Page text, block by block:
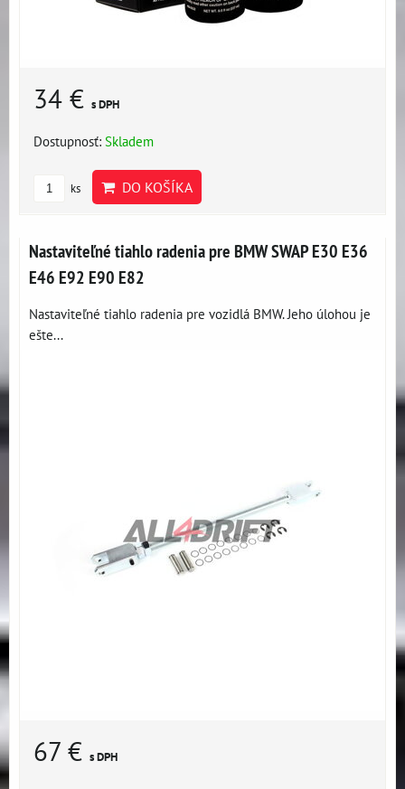
34 € s DPH
Dostupnosť: Skladem
ks DO KOŠÍKA
Nastaviteľné tiahlo radenia pre BMW SWAP E30 E36
E46 E92 E90 E82
Nastaviteľné tiahlo radenia pre vozidlá BMW. Jeho úlohou je
ešte...
67 € s DPH